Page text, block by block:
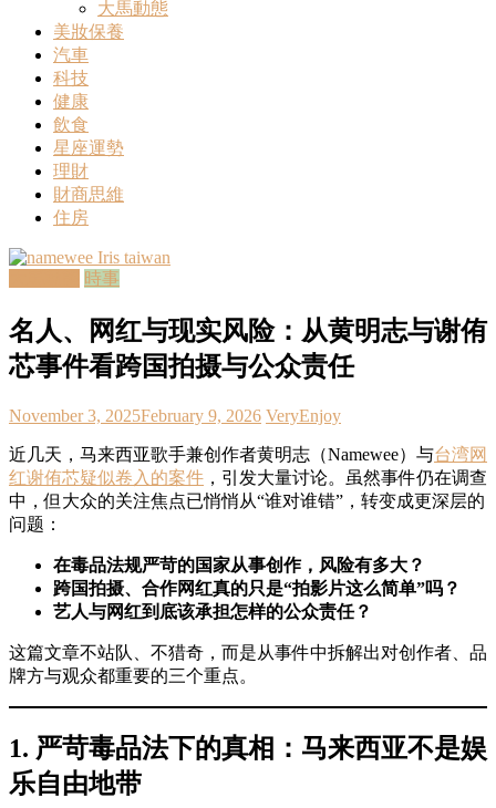
居、
食、
域，
助
提
升
生
品
质，
做
出
明
智
择。
大馬動態
美妝保養
汽車
科技
健康
飲食
星座運勢
理財
財商思維
住房
時事
名人、网红与现实风险：从黄明志与谢侑
芯事件看跨国拍摄与公众责任
November 3, 2025February 9, 2026 VeryEnjoy
近几天，马来西亚歌手兼创作者黄明志（Namewee）与台湾网
红谢侑芯疑似卷入的案件 ，引发大量讨论。虽然事件仍在调查
中，但大众的关注焦点已悄悄从“谁对谁错”，转变成更深层的
问题：
在毒品法规严苛的国家从事创作，风险有多大？
跨国拍摄、合作网红真的只是“拍影片这么简单”吗？
艺人与网红到底该承担怎样的公众责任？
这篇文章不站队、不猎奇，而是从事件中拆解出对创作者、品
牌方与观众都重要的三个重点。
1. 严苛毒品法下的真相：马来西亚不是娱
乐自由地带